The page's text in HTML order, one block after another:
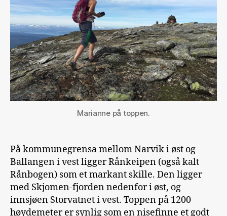
Marianne på toppen.
På kommunegrensa mellom Narvik i øst og
Ballangen i vest ligger Rånkeipen (også kalt
Rånbogen) som et markant skille. Den ligger
med Skjomen-fjorden nedenfor i øst, og
innsjøen Storvatnet i vest. Toppen på 1200
høydemeter er synlig som en nisefinne et godt